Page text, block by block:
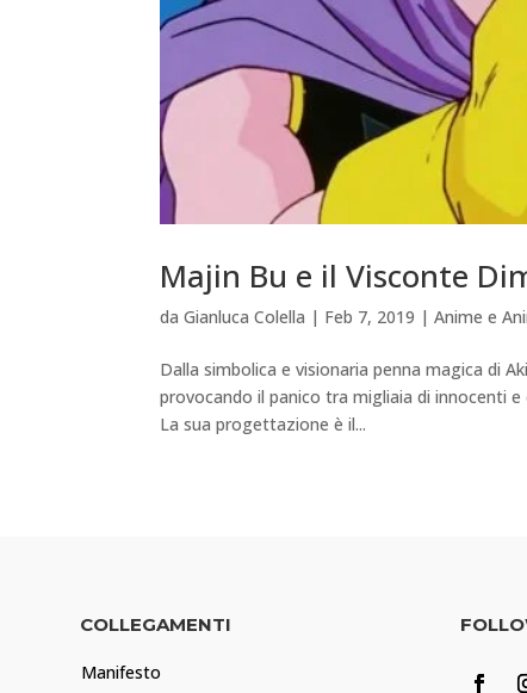
Majin Bu e il Visconte
daGianluca Colella | Feb 7, 2019 |Anime e
Dalla simbolica e visionaria penna magica di
provocando il panico tra migliaia di innocenti
La sua progettazione è il...
COLLEGAMENTI
Manifesto